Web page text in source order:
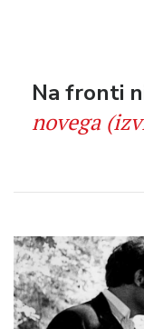
Na fronti
novega